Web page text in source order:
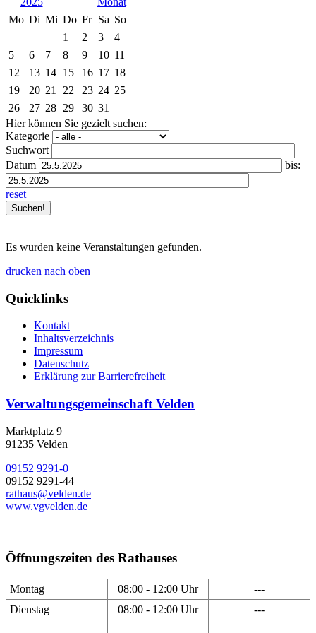
Mo Di Mi Do Fr Sa So
1
2 3
4
5
6 7 8 9 10 11
12
13 14 15 16 17 18
19
20 21 22 23 24 25
26
27 28 29 30 31
Hier können Sie gezielt suchen:
Kategorie
Suchwort
Datum
bis:
reset
Es wurden keine Veranstaltungen gefunden.
drucken nach oben
Quicklinks
Kontakt
Inhaltsverzeichnis
Impressum
Datenschutz
Erklärung zur Barrierefreiheit
Verwaltungsgemeinschaft Velden
Marktplatz 9
91235 Velden
09152 9291-0
09152 9291-44
rathaus@velden.de
www.vgvelden.de
Öffnungszeiten des Rathauses
Montag 08:00 - 12:00 Uhr
---
Dienstag
08:00 - 12:00 Uhr ---